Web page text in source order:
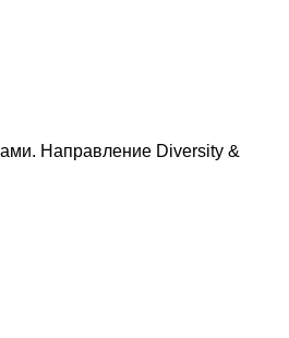
Направление Diversity &